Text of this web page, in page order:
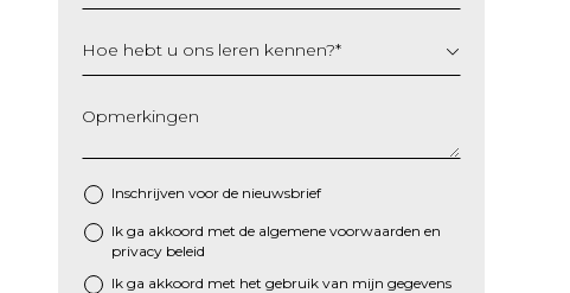
Hoe hebt u ons leren kennen?*
Opmerkingen
Inschrijven voor de nieuwsbrief
* Ik ga akkoord met de algemene voorwaarden en
privacy beleid
Ik ga akkoord met het gebruik van mijn gegevens